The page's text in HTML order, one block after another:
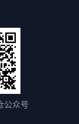
公众号